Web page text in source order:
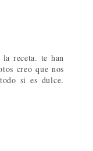
receta. te han
creo que nos
si es dulce.